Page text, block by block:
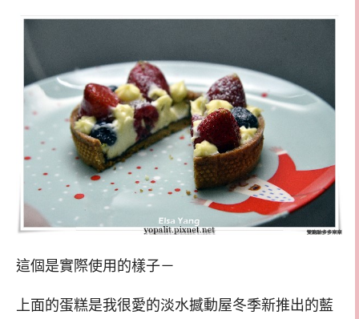
這個是實際使用的樣子－
上面的蛋糕是我很愛的淡水撼動屋冬季新推出的藍